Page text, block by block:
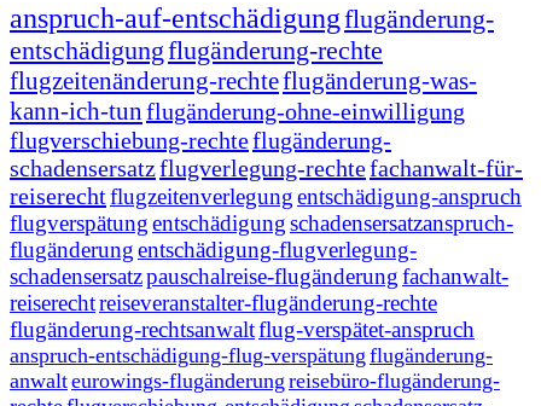
anspruch-auf-entschädigungflugänderung-
entschädigungflugänderung-rechte
flugzeitenänderung-rechteflugänderung-was-
kann-ich-tun flugänderung-ohne-einwilligung
flugverschiebung-rechteflugänderung-
schadensersatzflugverlegung-rechtefachanwalt-für-
reiserechtflugzeitenverlegungentschädigung-anspruch
flugverspätungentschädigungschadensersatzanspruch-
flugänderungentschädigung-flugverlegung-
schadensersatzpauschalreise-flugänderungfachanwalt-
reiserechtreiseveranstalter-flugänderung-rechte
flugänderung-rechtsanwaltflug-verspätet-anspruch
anspruch-entschädigung-flug-verspätung flugänderung-
anwalteurowings-flugänderung reisebüro-flugänderung-